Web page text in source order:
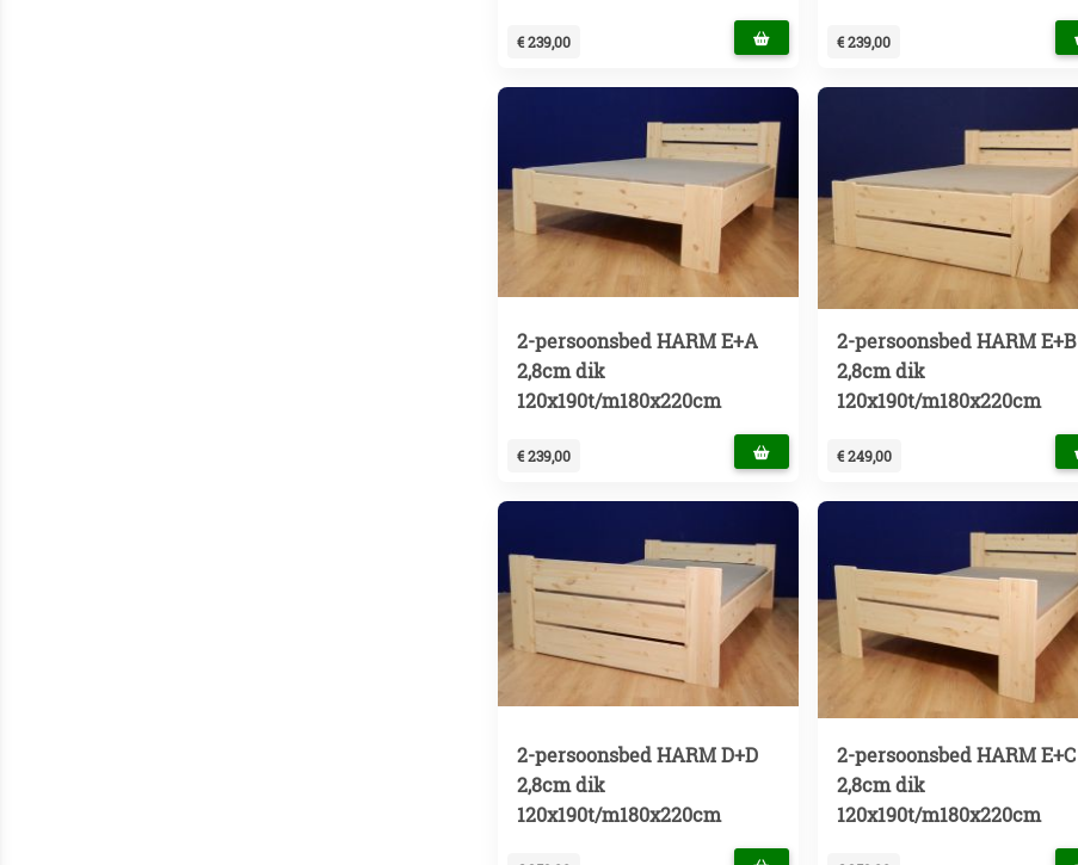
€ 239,00 € 239,00
2-persoonsbed HARM E+A
2,8cm dik
120x190t/m180x220cm
€ 239,00
2-persoonsbed HARM E+B
2,8cm dik
120x190t/m180x220cm
€ 249,00
2-persoonsbed HARM D+D
2,8cm dik
120x190t/m180x220cm
2-persoonsbed HARM E+C
2,8cm dik
120x190t/m180x220cm